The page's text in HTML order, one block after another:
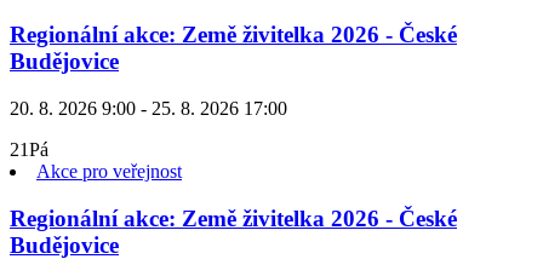
Regionální akce: Země živitelka 2026 - České
Budějovice
20. 8. 2026 9:00 - 25. 8. 2026 17:00
21Pá
Akce pro veřejnost
Regionální akce: Země živitelka 2026 - České
Budějovice